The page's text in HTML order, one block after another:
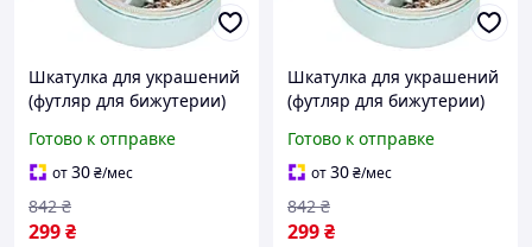
Шкатулка для украшений
(футляр для бижутерии)
Готово к отправке
от30₴/мес
299₴
842 ₴
Шкатулка для украшений
(футляр для бижутерии)
orig2539
Готово к отправке
от30₴/мес
299₴
842 ₴